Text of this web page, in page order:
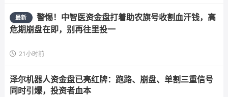
最新
警惕！中智医资金盘打着助农旗号收割血汗钱，高
危期崩盘在即，别再往里投一
21小时前
泽尔机器人资金盘已亮红牌：跑路、崩盘、单割三重信号
同时引爆，投资者血本